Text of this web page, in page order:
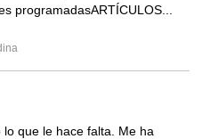
programadasARTÍCULOS...
que le hace falta. Me ha